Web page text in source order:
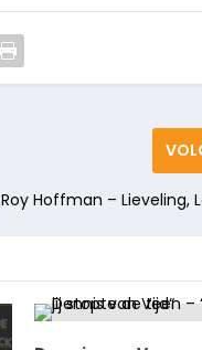
Roy Hoffman – Lieveling,